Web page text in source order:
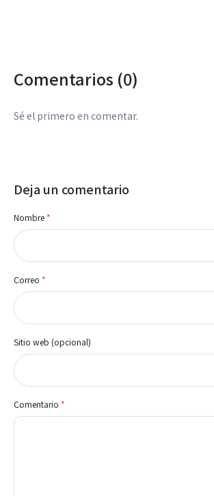
Comentarios (0)
Sé el primero en comentar.
Deja un comentario
Nombre *
Correo *
Sitio web (opcional)
Comentario *